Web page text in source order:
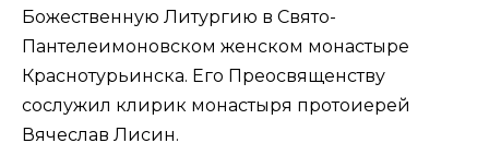
Божественную Литургию в Свято-
Пантелеимоновском женском монастыре
Краснотурьинска. Его Преосвященству
сослужил клирик монастыря протоиерей
Вячеслав Лисин.